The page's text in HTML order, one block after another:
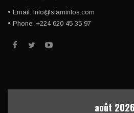
• Email: info@siaminfos.com
• Phone: +224 620 45 35 97
août 2026